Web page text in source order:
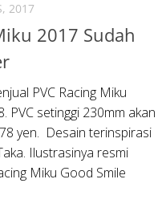
2017
2017 Sudah
PVC Racing Miku
PVC setinggi 230mm akan
yen. Desain terinspirasi
Ilustrasinya resmi
Miku Good Smile